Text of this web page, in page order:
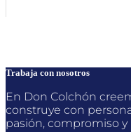
Trabaja con nosotros
En Don Colchón
construye con
pasión, compromiso